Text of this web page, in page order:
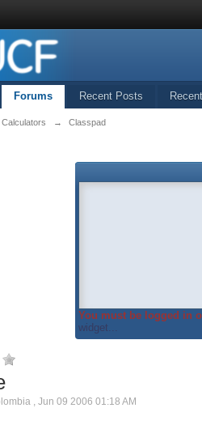
Forums Recent Posts
Calculators → Classpad
You must be logged in
widget...
,Jun 09 2006 01:18 AM